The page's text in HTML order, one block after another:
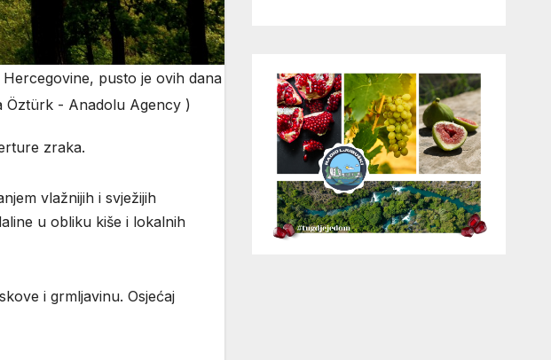
pusto je ovih dana
Öztürk - Anadolu Agency )
zraka.
vlažnijih i svježijih
u obliku kiše i lokalnih
i grmljavinu. Osjećaj